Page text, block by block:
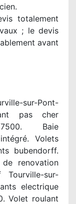
totalement
; le devis
avant
sur-Pont-
pas cher
Baie
Volets
bubendorff.
renovation
sur-
electrique
Volet roulant